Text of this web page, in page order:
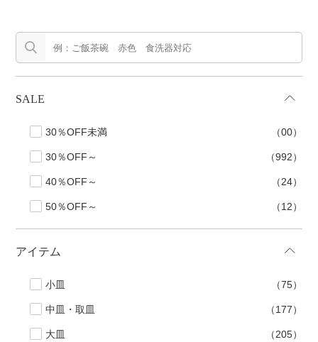
手ざわり
SALE
30％OFF未満 （00）
30％OFF～ （992）
40％OFF～ （24）
50％OFF～ （12）
アイテム
小皿 （75）
中皿・取皿 （177）
大皿 （205）